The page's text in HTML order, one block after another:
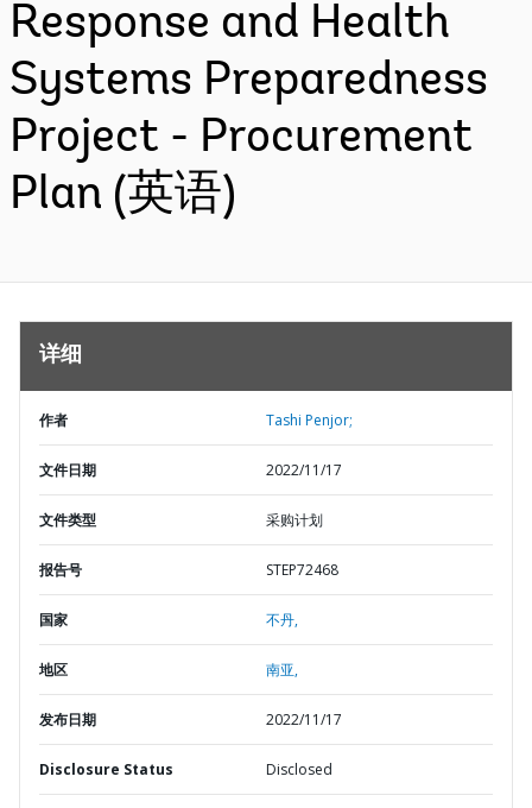
Response and Health
Systems Preparedness
Project - Procurement
Plan (英语)
详细
作者 Tashi Penjor;
文件日期 2022/11/17
文件类型 采购计划
报告号 STEP72468
国家 不丹,
地区 南亚,
发布日期 2022/11/17
Disclosure Status Disclosed